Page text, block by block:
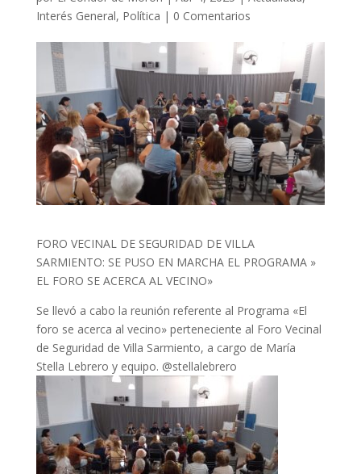
Interés General, Política | 0 Comentarios
FORO VECINAL DE SEGURIDAD DE VILLA
SARMIENTO: SE PUSO EN MARCHA EL PROGRAMA »
EL FORO SE ACERCA AL VECINO»
Se llevó a cabo la reunión referente al Programa «El
foro se acerca al vecino» perteneciente al Foro Vecinal
de Seguridad de Villa Sarmiento, a cargo de María
Stella Lebrero y equipo. @stellalebrero